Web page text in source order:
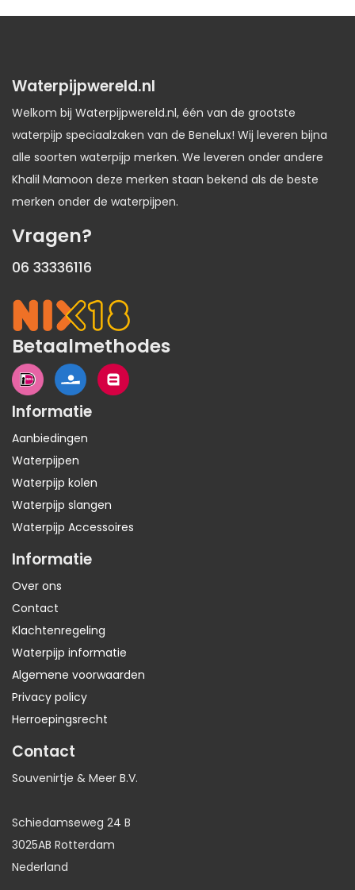
Waterpijpwereld.nl
Welkom bij Waterpijpwereld.nl, één van de grootste
waterpijp speciaalzaken van de Benelux! Wij leveren bijna
alle soorten waterpijp merken. We leveren onder andere
Khalil Mamoon deze merken staan bekend als de beste
merken onder de waterpijpen.
Vragen?
06 33336116
Betaalmethodes
Informatie
Aanbiedingen
Waterpijpen
Waterpijp kolen
Waterpijp slangen
Waterpijp Accessoires
Informatie
Over ons
Contact
Klachtenregeling
Waterpijp informatie
Algemene voorwaarden
Privacy policy
Herroepingsrecht
Contact
Souvenirtje & Meer B.V.
Schiedamseweg 24 B
3025AB Rotterdam
Nederland